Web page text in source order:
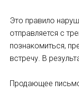
Это правило
отправляется с
познакомиться,
встречу. В
Продающее